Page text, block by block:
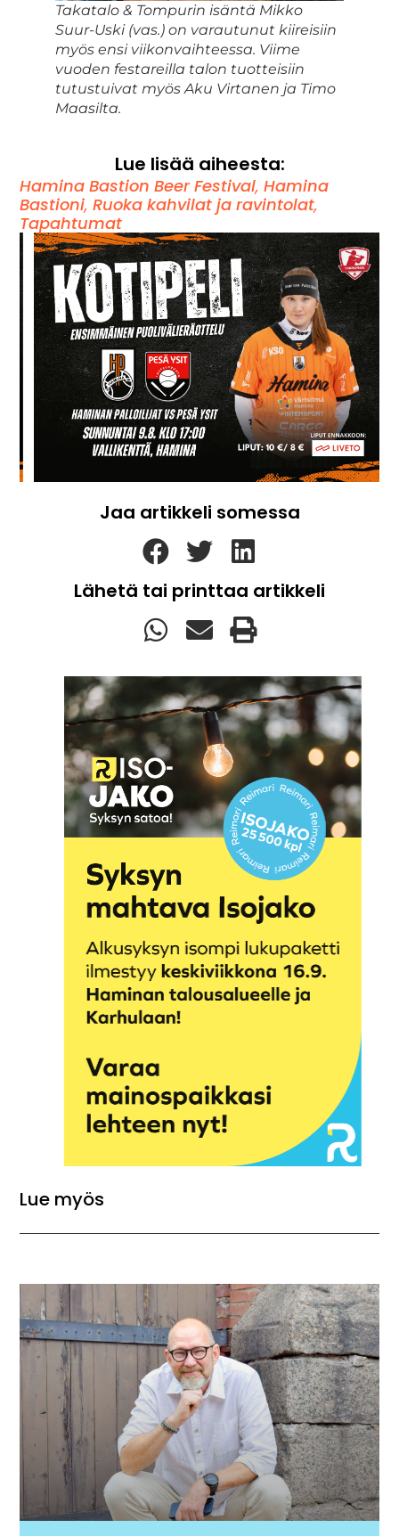
Takatalo & Tompurin isäntä Mikko
Suur-Uski (vas.) on varautunut kiireisiin
myös ensi viikonvaihteessa. Viime
vuoden festareilla talon tuotteisiin
tutustuivat myös Aku Virtanen ja Timo
Maasilta.
Lue lisää aiheesta:
Hamina Bastion Beer Festival,Hamina
Bastioni,Ruoka kahvilat ja ravintolat,
Tapahtumat
Jaa artikkeli somessa
Lähetä tai printtaa artikkeli
Lue myös